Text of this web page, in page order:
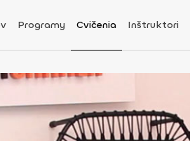
Programy Cvičenia Inštruktori